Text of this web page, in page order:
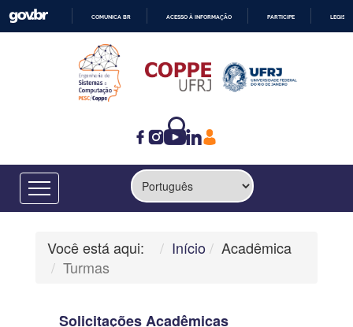
CONTEÚDO
COMUNICA BR ACESSO À INFORMAÇÃO PARTICIPE
Você está aqui: Início
Acadêmica
Turmas
Solicitações Acadêmicas